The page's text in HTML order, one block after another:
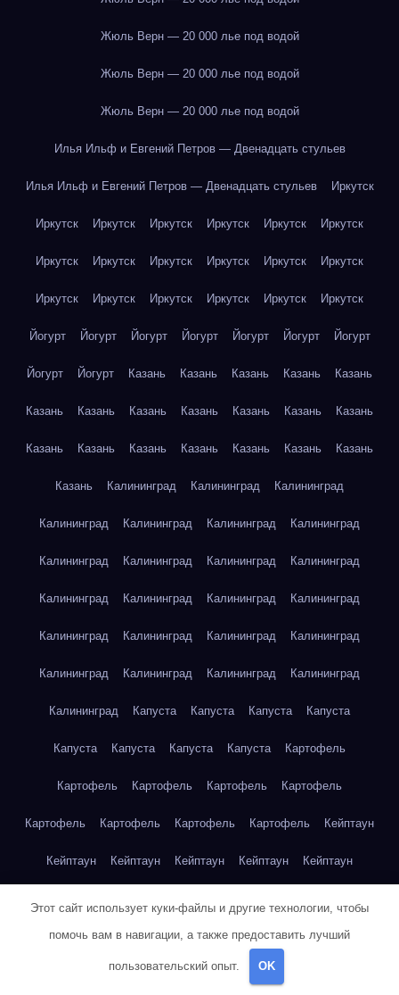
Жюль Верн — 20 000 лье под водой
Жюль Верн — 20 000 лье под водой
Жюль Верн — 20 000 лье под водой
Илья Ильф и Евгений Петров — Двенадцать стульев
Илья Ильф и Евгений Петров — Двенадцать стульев Иркутск
Иркутск Иркутск Иркутск Иркутск Иркутск Иркутск
Иркутск Иркутск Иркутск Иркутск Иркутск Иркутск
Иркутск Иркутск Иркутск Иркутск Иркутск Иркутск
Йогурт Йогурт Йогурт Йогурт Йогурт Йогурт Йогурт
Йогурт Йогурт Казань Казань Казань Казань Казань
Казань Казань Казань Казань Казань Казань Казань
Казань Казань Казань Казань Казань Казань Казань
Казань Калининград Калининград Калининград
Калининград Калининград Калининград Калининград
Калининград Калининград Калининград Калининград
Калининград Калининград Калининград Калининград
Калининград Калининград Калининград Калининград
Калининград Калининград Калининград Калининград
Калининград Капуста Капуста Капуста Капуста
Капуста Капуста Капуста Капуста Картофель
Картофель Картофель Картофель Картофель
Картофель Картофель Картофель Картофель Кейптаун
Кейптаун Кейптаун Кейптаун Кейптаун Кейптаун
Кейптаун Кейптаун Кейптаун Кейптаун Кейптаун
Кейптаун Кейптаун Кейптаун
Этот сайт использует куки-файлы и другие технологии, чтобы
помочь вам в навигации, а также предоставить лучший
пользовательский опыт. OK